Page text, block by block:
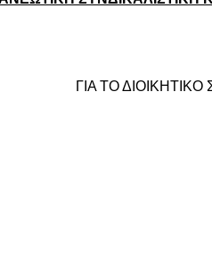
ΓΙΑ ΤΟ